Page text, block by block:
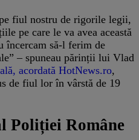
fiul nostru de rigorile legii,
pe care le va avea această
încercam să-l ferim de
– spuneau părinții lui Vlad
acordată HotNews.ro,
de fiul lor în vârstă de 19
Poliției Române